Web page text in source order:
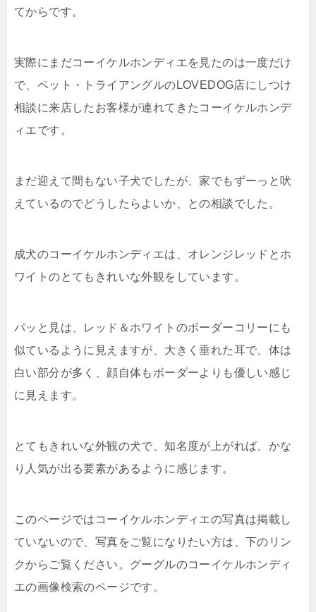
てからです。
実際にまだコーイケルホンディエを見たのは一度だけ
で、ペット・トライアングルのLOVEDOG店にしつけ
相談に来店したお客様が連れてきたコーイケルホンデ
ィエです。
まだ迎えて間もない子犬でしたが、家でもずーっと吠
えているのでどうしたらよいか、との相談でした。
成犬のコーイケルホンディエは、オレンジレッドとホ
ワイトのとてもきれいな外観をしています。
パッと見は、レッド＆ホワイトのボーダーコリーにも
似ているように見えますが、大きく垂れた耳で、体は
白い部分が多く、顔自体もボーダーよりも優しい感じ
に見えます。
とてもきれいな外観の犬で、知名度が上がれば、かな
り人気が出る要素があるように感じます。
このページではコーイケルホンディエの写真は掲載し
ていないので、写真をご覧になりたい方は、下のリン
クからご覧ください。グーグルのコーイケルホンディ
エの画像検索のページです。